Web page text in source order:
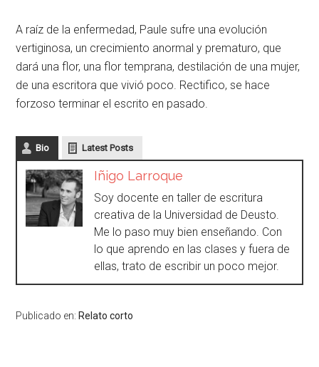
A raíz de la enfermedad, Paule sufre una evolución
vertiginosa, un crecimiento anormal y prematuro, que
dará una flor, una flor temprana, destilación de una mujer,
de una escritora que vivió poco. Rectifico, se hace
forzoso terminar el escrito en pasado.
Bio Latest Posts
Iñigo Larroque
Soy docente en taller de escritura
creativa de la Universidad de Deusto.
Me lo paso muy bien enseñando. Con
lo que aprendo en las clases y fuera de
ellas, trato de escribir un poco mejor.
Publicado en: Relato corto